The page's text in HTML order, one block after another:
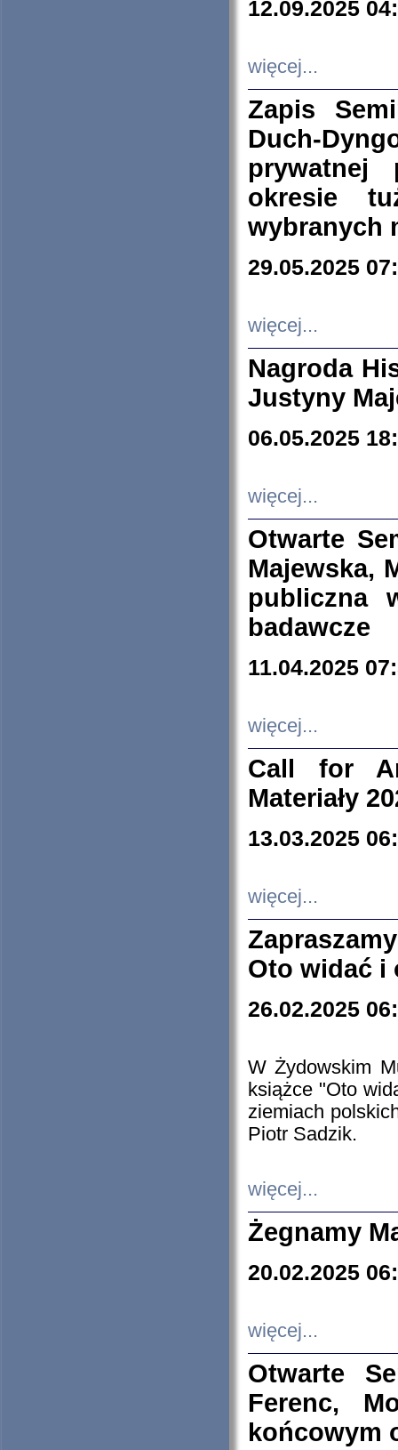
12.09.2025
więcej...
Zapis
Duch-
prywatnej
okresie
wybranych
29.05.2025
więcej...
Nagroda
Justyny
06.05.2025
więcej...
Otwarte
Majewska,
publiczna
badawcze
11.04.2025
więcej...
Call for
Materiały
13.03.2025
więcej...
Oto widać i
26.02.2025
W Żydowskim
książce "Oto
ziemiach
Piotr Sadzik.
więcej...
Żegnamy
20.02.2025
więcej...
Otwarte
Ferenc,
końcowym